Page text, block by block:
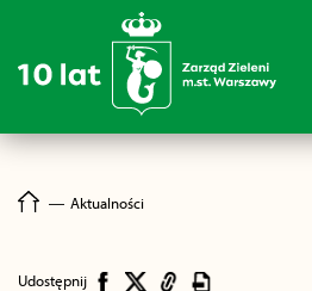
― Aktualności
Udostępnij